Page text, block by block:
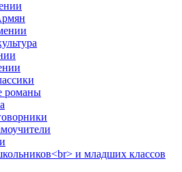
романы
и младших классов